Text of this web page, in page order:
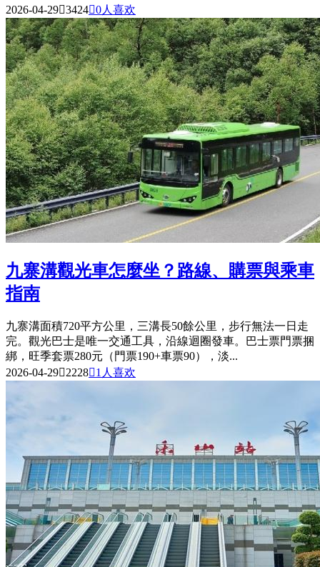
2026-04-2934240人喜欢
九寨溝觀光車怎麼坐？路線、購票與乘車
指南
九寨溝面積720平方公里，三溝長50餘公里，步行無法一日走
完。觀光巴士是唯一交通工具，沿線迴圈發車。巴士票門票捆
綁，旺季套票280元（門票190+車票90），淡...
2026-04-2922281 人喜欢